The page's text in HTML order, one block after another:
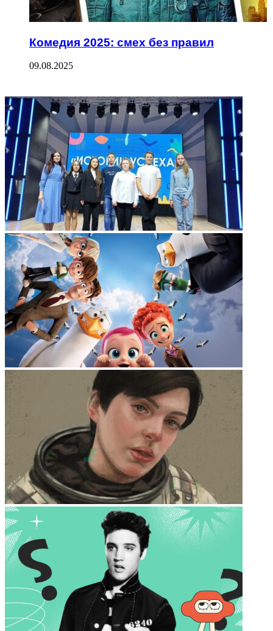
Комедия 2025: смех без правил
09.08.2025